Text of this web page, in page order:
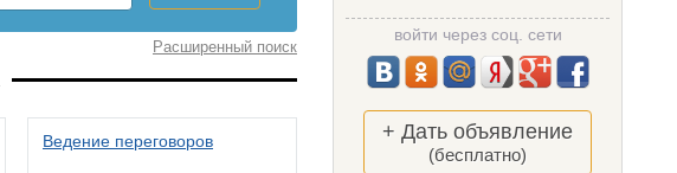
Расширенный поиск
Ведение переговоров
войти через соц. сети
+ Дать объявление
(бесплатно)